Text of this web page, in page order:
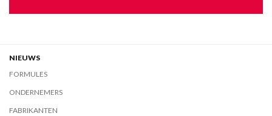
NIEUWS
FORMULES
ONDERNEMERS
FABRIKANTEN